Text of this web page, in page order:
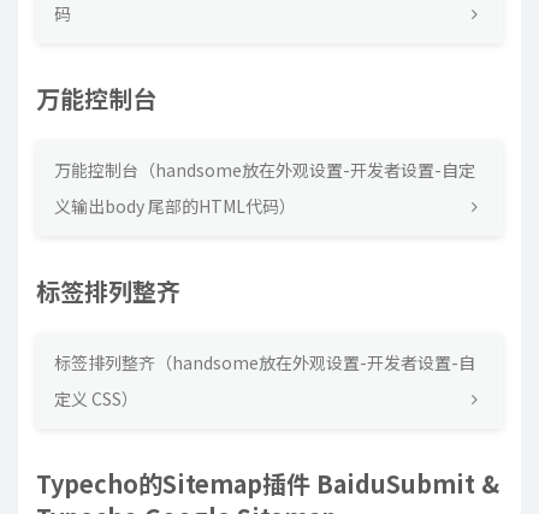
码
万能控制台
万能控制台（handsome放在外观设置-开发者设置-自定
义输出body 尾部的HTML代码）
标签排列整齐
标签排列整齐（handsome放在外观设置-开发者设置-自
定义 CSS）
Typecho的Sitemap插件 BaiduSubmit &